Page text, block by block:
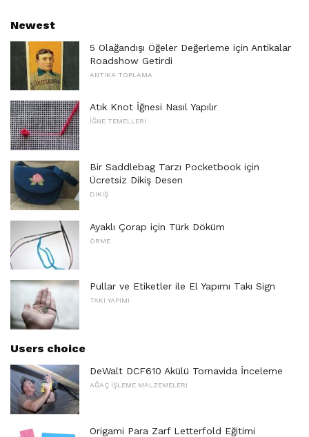
Newest
5 Olağandışı Öğeler Değerleme için Antikalar
Roadshow Getirdi
ANTIKA TOPLAMA
Atık Knot İğnesi Nasıl Yapılır
İĞNE TEMELLERI
Bir Saddlebag Tarzı Pocketbook için
Ücretsiz Dikiş Desen
DIKIŞ
Ayaklı Çorap için Türk Döküm
ÖRME
Pullar ve Etiketler ile El Yapımı Takı Sign
TAKI YAPIMI
Users choice
DeWalt DCF610 Akülü Tornavida İnceleme
AĞAÇ İŞLEME MALZEMELERI
Origami Para Zarf Letterfold Eğitimi